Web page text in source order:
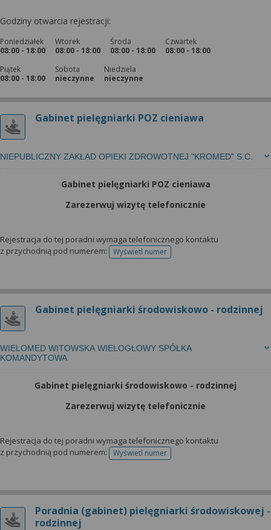
Godziny otwarcia rejestracji:
Poniedziałek
08:00 - 18:00
Wtorek
08:00 - 18:00
Środa
08:00 - 18:00
Czwartek
08:00 - 18:00
Piątek
08:00 - 18:00
Sobota
nieczynne
Niedziela
nieczynne
Gabinet pielęgniarki POZ cieniawa
NIEPUBLICZNY ZAKŁAD OPIEKI ZDROWOTNEJ "KROMED" S.C.
Gabinet pielęgniarki POZ cieniawa
Zarezerwuj wizytę telefonicznie
Rejestracja do tej poradni wymaga telefonicznego kontaktu
z przychodnią pod numerem:
Wyświetl numertelefonu do rejestracji
Gabinet pielęgniarki środowiskowo - rodzinnej
WIELOMED WITOWSKA WIELOGŁOWY SPÓŁKA
KOMANDYTOWA
Gabinet pielęgniarki środowiskowo - rodzinnej
Zarezerwuj wizytę telefonicznie
Rejestracja do tej poradni wymaga telefonicznego kontaktu
z przychodnią pod numerem:
Wyświetl numertelefonu do rejestracji
Poradnia (gabinet) pielęgniarki środowiskowej -
rodzinnej